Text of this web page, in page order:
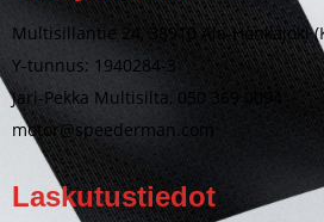
Multisillantie 24, 38910 Ala-Honkajoki
Y-tunnus: 1940284-3
Jari-Pekka Multisilta, 050 369 0094
motor@speederman.com
Laskutustiedot